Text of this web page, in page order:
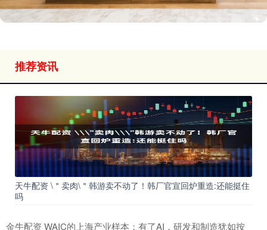
推荐资讯
天牛配资 \＂卖肉\＂韩游卖不动了！韩厂官宣回炉重造:还能挺住
吗
金牛配资 WAIC的上海产业样本：有了AI，研发和制造犹如按